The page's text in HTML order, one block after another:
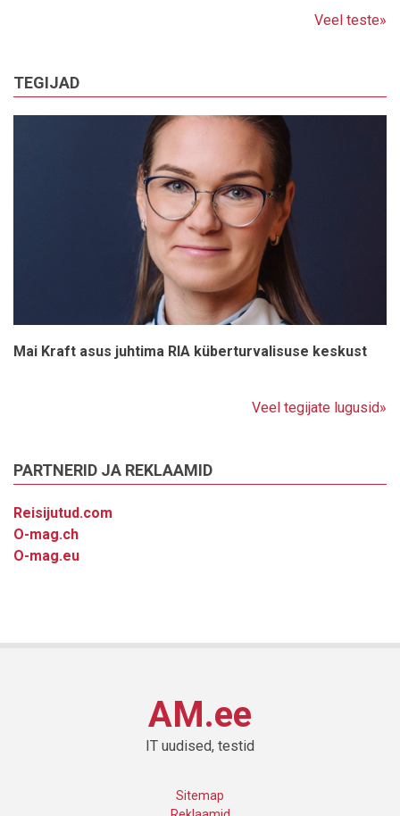
Veel teste»
TEGIJAD
Mai Kraft asus juhtima RIA küberturvalisuse keskust
Veel tegijate lugusid»
PARTNERID JA REKLAAMID
Reisijutud.com
O-mag.ch
O-mag.eu
AM.ee
IT uudised, testid
Sitemap